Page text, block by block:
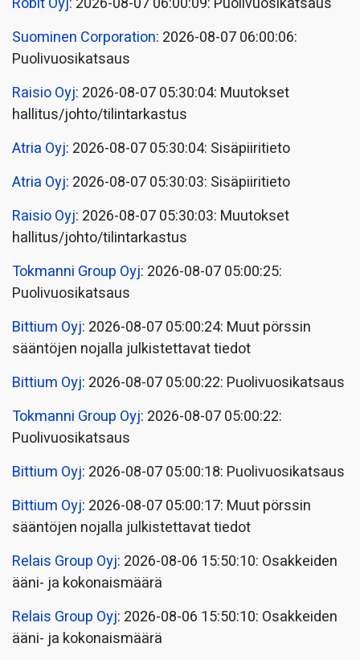
Suominen Corporation: 2026-08-07 06:00:06:
Puolivuosikatsaus
Raisio Oyj: 2026-08-07 05:30:04: Muutokset
hallitus/johto/tilintarkastus
Atria Oyj: 2026-08-07 05:30:04: Sisäpiiritieto
Atria Oyj: 2026-08-07 05:30:03: Sisäpiiritieto
Raisio Oyj: 2026-08-07 05:30:03: Muutokset
hallitus/johto/tilintarkastus
Tokmanni Group Oyj: 2026-08-07 05:00:25:
Puolivuosikatsaus
Bittium Oyj: 2026-08-07 05:00:24: Muut pörssin
sääntöjen nojalla julkistettavat tiedot
Bittium Oyj: 2026-08-07 05:00:22: Puolivuosikatsaus
Tokmanni Group Oyj: 2026-08-07 05:00:22:
Puolivuosikatsaus
Bittium Oyj: 2026-08-07 05:00:18: Puolivuosikatsaus
Bittium Oyj: 2026-08-07 05:00:17: Muut pörssin
sääntöjen nojalla julkistettavat tiedot
Relais Group Oyj: 2026-08-06 15:50:10: Osakkeiden
ääni- ja kokonaismäärä
Relais Group Oyj: 2026-08-06 15:50:10: Osakkeiden
ääni- ja kokonaismäärä